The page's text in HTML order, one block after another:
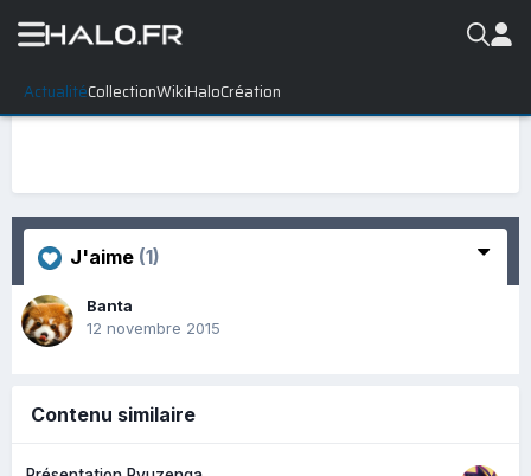
ActualitéCollectionWikiHaloCréation
J'aime (1)
Banta
12 novembre 2015
Contenu similaire